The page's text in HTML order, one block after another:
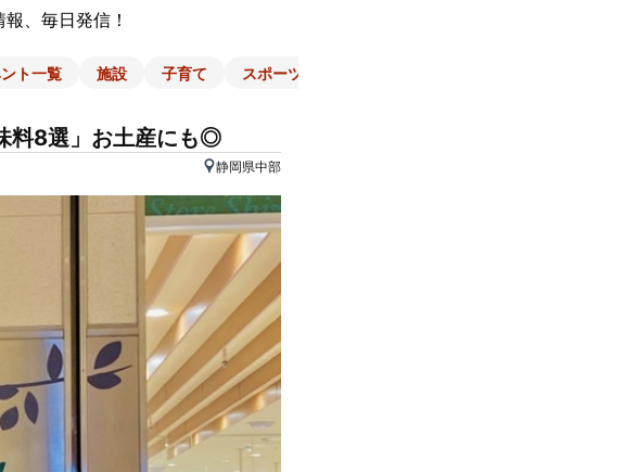
、毎日発信！
ト一覧 施設 子育て スポーツ
料8選」お土産にも◎
静岡県中部